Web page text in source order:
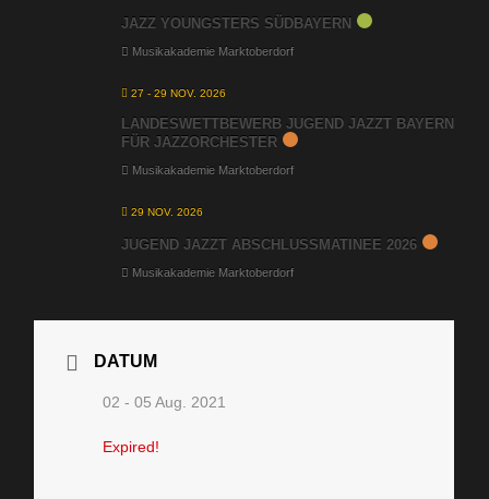
JAZZ YOUNGSTERS SÜDBAYERN
Musikakademie Marktoberdorf
27 - 29 NOV. 2026
LANDESWETTBEWERB JUGEND JAZZT BAYERN
FÜR JAZZORCHESTER
Musikakademie Marktoberdorf
29 NOV. 2026
JUGEND JAZZT ABSCHLUSSMATINEE 2026
Musikakademie Marktoberdorf
DATUM
02 - 05 Aug. 2021
Expired!